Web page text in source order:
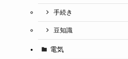
手続き
豆知識
電気